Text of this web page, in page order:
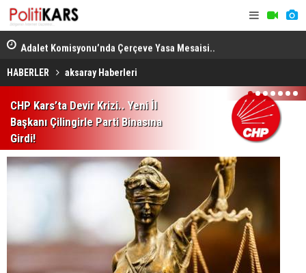
Adalet Komisyonu’nda Çerçeve Yasa Mesaisi..
Görüşmeler Tartışmalarla Başladı!
HABERLER aksaray Haberleri
CHP Kars’ta Devir Krizi.. Yeni İl
Başkanı Çilingirle Parti Binasına
Girdi!
1 2 3 4 5 6 7